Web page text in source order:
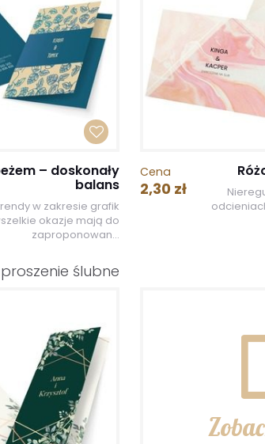
– doskonały
balans
w zakresie grafik
okazje mają do
zaproponowan...
Cena
2,30 zł
ślubne